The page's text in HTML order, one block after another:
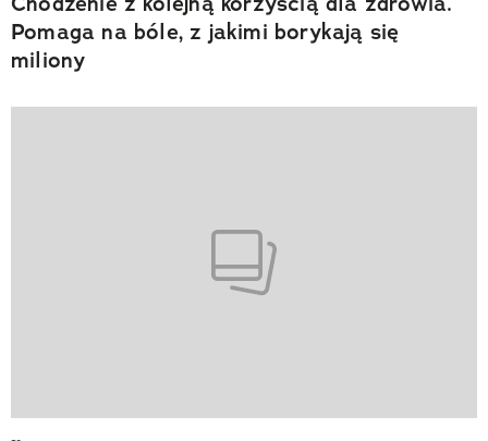
Pomaga na bóle, z jakimi borykają się
miliony